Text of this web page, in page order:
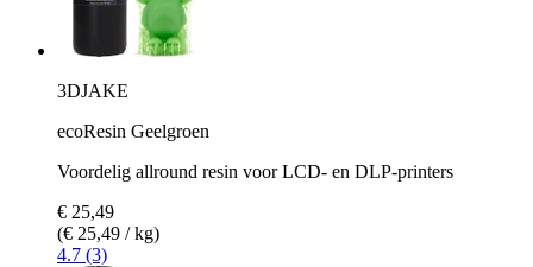
3DJAKE
ecoResin Geelgroen
Voordelig allround resin voor LCD- en DLP-printers
€ 25,49
(€ 25,49 / kg)
4.7 (3)